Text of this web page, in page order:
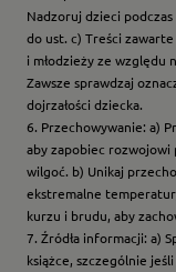
Nadzoruj dzieci
do ust. c) Treści
i młodzieży ze względu
Zawsze sprawdzaj
dojrzałości dziecka.
6. Przechowywanie: a)
aby zapobiec rozwojowi
wilgoć. b) Unikaj
ekstremalne
kurzu i brudu, aby
7. Źródła informacji: a)
książce, szczególnie